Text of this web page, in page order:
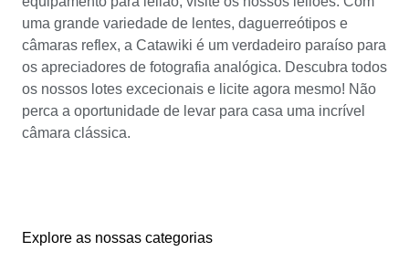
uma grande variedade de lentes, daguerreótipos e
câmaras reflex, a Catawiki é um verdadeiro paraíso para
os apreciadores de fotografia analógica. Descubra todos
os nossos lotes excecionais e licite agora mesmo! Não
perca a oportunidade de levar para casa uma incrível
câmara clássica.
Explore as nossas categorias